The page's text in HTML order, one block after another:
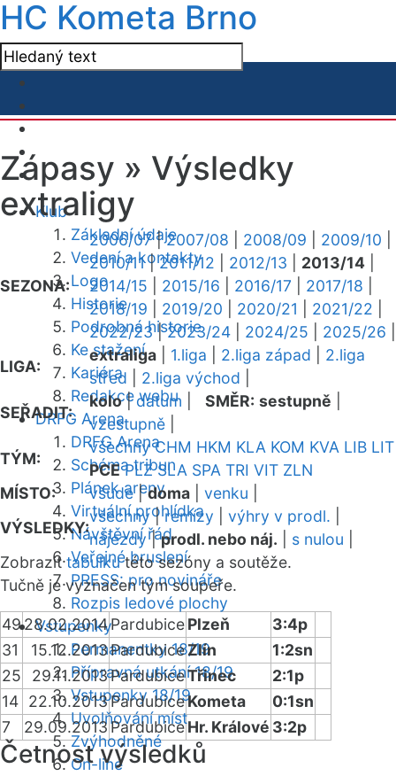
HC Kometa Brno
Klub
Základní údaje
Vedení a kontakty
Logo
Historie
Podrobná historie
Ke stažení
Kariéra
Redakce webu
DRFG Arena
DRFG Arena
Schéma tribun
Plánek areny
Virtuální prohlídka
Návštěvní řád
Veřejné bruslení
PRESS: pro novináře
Rozpis ledové plochy
Vstupenky
Permanentky 18/19
Přípravná utkání 18/19
Vstupenky 18/19
Uvolňování míst
Zvýhodněné
On-line
Zápasy » Výsledky
extraligy
SEZONA:
2006/07|2007/08 2008/09 2009/10
2010/11|2011/12 2012/13 2013/14
2014/15
2015/16 2016/17 2017/18
2018/19
2019/20 2020/21 2021/22
2022/23|2023/24 2024/25 2025/26
LIGA:
extraliga 1.liga 2.liga západ
2.liga
střed
2.liga východ
SEŘADIT:
kolo|datum SMĚR: sestupně
vzestupně
TÝM:
všechny CHM HKM KLA KOM KVA LIB LIT
PCE PLZ SLA SPA TRI VIT ZLN
MÍSTO:
všude|doma venku
VÝSLEDKY:
všechny|remízy výhry v prodl.
nájezdy|prodl. nebo náj. s nulou
Zobrazittabulkutéto sezóny a soutěže.
Tučně je vyznačen tým soupeře.
4928.02.2014PardubicePlzeň
3:4p
31
15.12.2013PardubiceZlín
1:2sn
25
29.11.2013PardubiceTřinec
2:1p
14 22.10.2013PardubiceKometa
0:1sn
7
29.09.2013PardubiceHr. Králové 3:2p
Četnost výsledků